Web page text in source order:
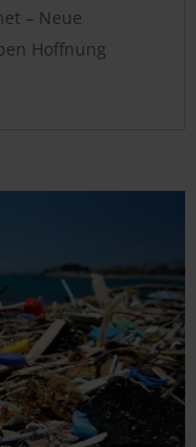
– Neue
Hoffnung